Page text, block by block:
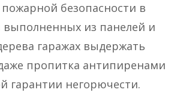
безопасности в
из панелей и
гаражах выдержать
пропитка антипиренами
гарантии негорючести.